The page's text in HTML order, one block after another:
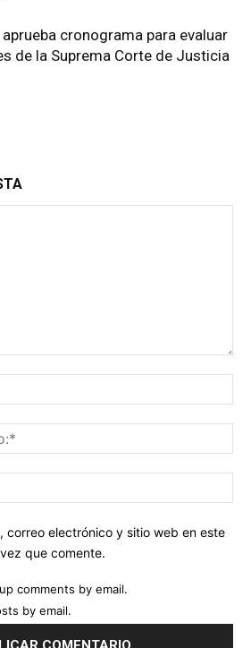
aprueba cronograma para evaluar
de la Suprema Corte de Justicia
correo electrónico y sitio web en este
que comente.
comments by email.
by email.